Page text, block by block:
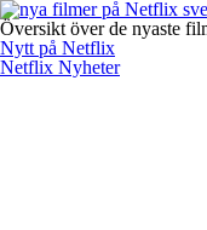
Översikt över de nyaste
Nytt på Netflix
Netflix Nyheter